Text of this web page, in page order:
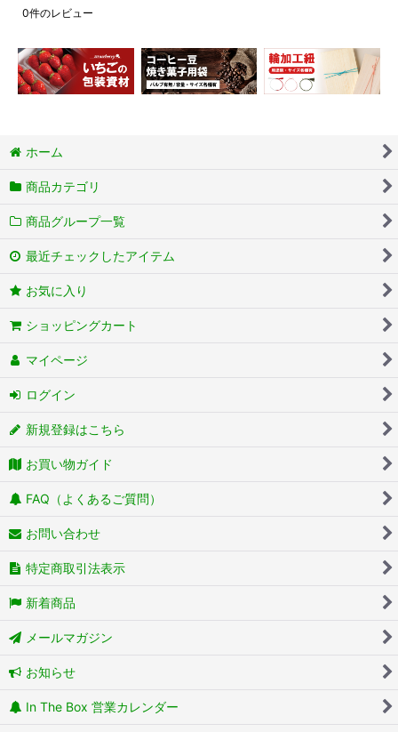
0件のレビュー
ホーム
商品カテゴリ
商品グループ一覧
最近チェックしたアイテム
お気に入り
ショッピングカート
マイページ
ログイン
新規登録はこちら
お買い物ガイド
FAQ（よくあるご質問）
お問い合わせ
特定商取引法表示
新着商品
メールマガジン
お知らせ
In The Box 営業カレンダー